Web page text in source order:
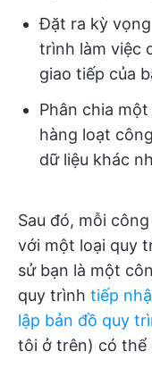
Đặt ra kỳ
trình làm việc
giao tiếp của
Phân chia
hàng loạt
dữ liệu khác
Sau đó, mỗi
với một loại quy
sử bạn là một
quy trình tiếp
lập bản đồ quy
tôi ở trên) có thể